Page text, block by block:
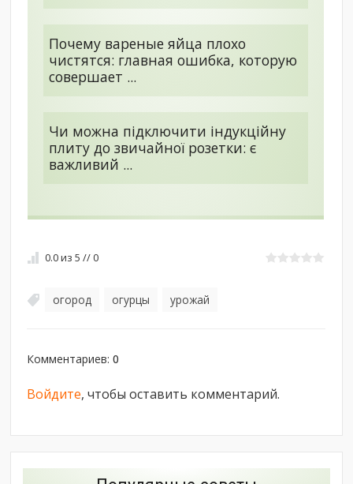
Почему вареные яйца плохо
чистятся: главная ошибка, которую
совершает ...
Чи можна підключити індукційну
плиту до звичайної розетки: є
важливий ...
0.0из5 // 0
огород огурцы урожай
Комментариев:0
Войдите, чтобы оставить комментарий.